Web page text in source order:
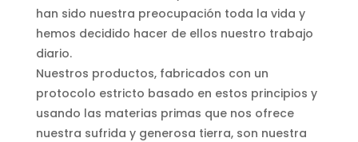
han sido nuestra preocupación toda la vida y
hemos decidido hacer de ellos nuestro trabajo
diario.
Nuestros productos, fabricados con un
protocolo estricto basado en estos principios y
usando las materias primas que nos ofrece
nuestra sufrida y generosa tierra, son nuestra